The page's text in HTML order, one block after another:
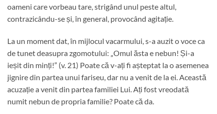
oameni care vorbeau tare, strigând unul peste altul,
contrazicându-se și, în general, provocând agitație.
La un moment dat, în mijlocul vacarmului, s-a auzit o voce ca
de tunet deasupra zgomotului: „Omul ăsta e nebun! Și-a
ieșit din minți!” (v. 21) Poate că v-ați fi așteptat la o asemenea
jignire din partea unui fariseu, dar nu a venit de la ei. Această
acuzație a venit din partea familiei Lui. Ați fost vreodată
numit nebun de propria familie? Poate că da.